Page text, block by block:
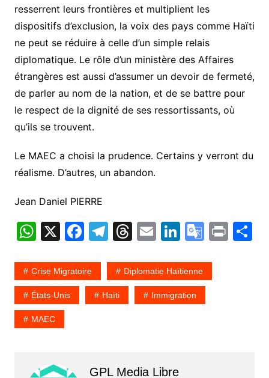
resserrent leurs frontières et multiplient les
dispositifs d’exclusion, la voix des pays comme Haïti
ne peut se réduire à celle d’un simple relais
diplomatique. Le rôle d’un ministère des Affaires
étrangères est aussi d’assumer un devoir de fermeté,
de parler au nom de la nation, et de se battre pour
le respect de la dignité de ses ressortissants, où
qu’ils se trouvent.
Le MAEC a choisi la prudence. Certains y verront du
réalisme. D’autres, un abandon.
Jean Daniel PIERRE
W
at
s
A
p
X F
c
e
b
k
T
e
gr
a
T
e
a
d
E
ai
l
Li
k
e
dI
G
o
gl
e
Pr P
Crise Migratoire Diplomatie Haïtienne
États-Unis Haïti Immigration
MAEC
GPL Media Libre